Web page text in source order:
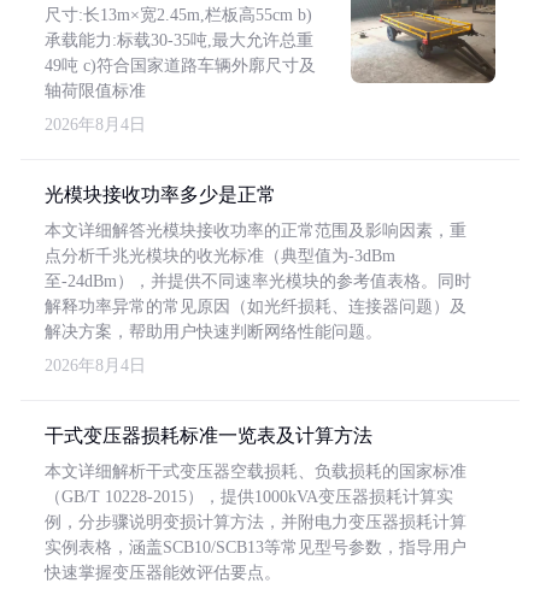
尺寸:长13m×宽2.45m,栏板高55cm b)
承载能力:标载30-35吨,最大允许总重
49吨 c)符合国家道路车辆外廓尺寸及
轴荷限值标准
2026年8月4日
光模块接收功率多少是正常
本文详细解答光模块接收功率的正常范围及影响因素，重
点分析千兆光模块的收光标准（典型值为-3dBm
至-24dBm），并提供不同速率光模块的参考值表格。同时
解释功率异常的常见原因（如光纤损耗、连接器问题）及
解决方案，帮助用户快速判断网络性能问题。
2026年8月4日
干式变压器损耗标准一览表及计算方法
本文详细解析干式变压器空载损耗、负载损耗的国家标准
（GB/T 10228-2015），提供1000kVA变压器损耗计算实
例，分步骤说明变损计算方法，并附电力变压器损耗计算
实例表格，涵盖SCB10/SCB13等常见型号参数，指导用户
快速掌握变压器能效评估要点。